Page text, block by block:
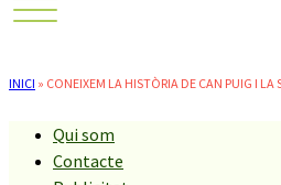
Qui som
Contacte
INICI » CONEIXEM LA HISTÒRIA DE CAN PUIG I LA
Coneixem la història